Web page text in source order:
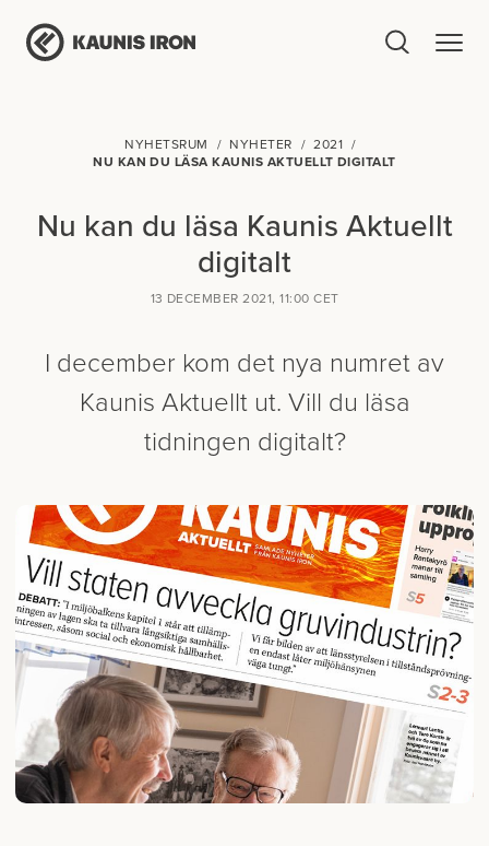
NYHETSRUM NYHETER
2021
NU KAN DU LÄSA KAUNIS AKTUELLT DIGITALT
Nu kan du läsa Kaunis Aktuellt
digitalt
13 DECEMBER 2021, 11:00 CET
I december kom det nya numret av
Kaunis Aktuellt ut. Vill du läsa
tidningen digitalt?